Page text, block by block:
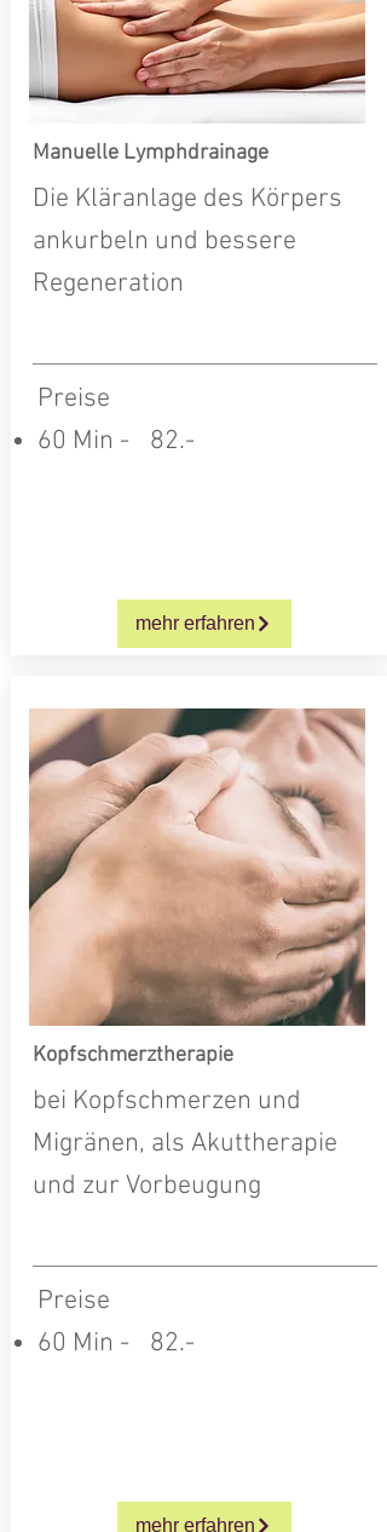
Manuelle Lymphdrainage
Die Kläranlage des Körpers
ankurbeln und bessere
Regeneration
Preise
60 Min -
82.-
mehr erfahren
Kopfschmerztherapie
bei Kopfschmerzen und
Migränen, als Akuttherapie
und zur Vorbeugung
Preise
60 Min -
82.-
mehr erfahren